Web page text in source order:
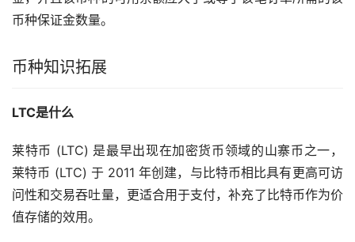
币种保证金数量。
币种知识拓展
LTC是什么
莱特币 (LTC) 是最早出现在加密货币领域的山寨币之一，
莱特币 (LTC) 于 2011 年创建，与比特币相比具有更高可访
问性和交易吞吐量，更适合用于支付，补充了比特币作为价
值存储的效用。